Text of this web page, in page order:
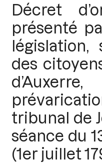
Décret
présenté
des
tribunal de
séance du
(1er juillet